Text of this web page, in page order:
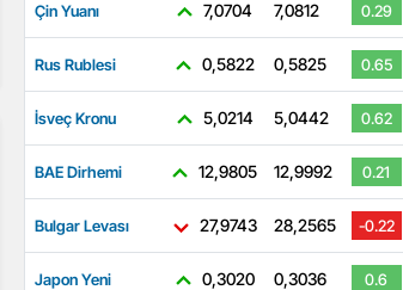
Çin Yuanı 7,0704 7,0812 0.29
Rus Rublesi 0,5822 0,5825 0.65
İsveç Kronu 5,0214 5,0442 0.62
BAE Dirhemi 12,9805 12,9992 0.21
Bulgar Levası 27,9743 28,2565 -0.22
Japon Yeni 0,3020 0,3036 0.6